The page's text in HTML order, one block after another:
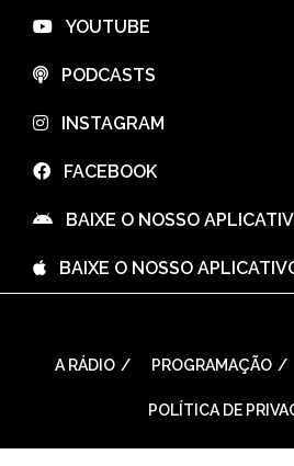
⠀YOUTUBE
⠀PODCASTS
⠀INSTAGRAM
⠀FACEBOOK
⠀BAIXE O NOSSO
⠀BAIXE O NOSSO
A RÁDIO PROGRAMAÇÃO
POLÍTICA DE